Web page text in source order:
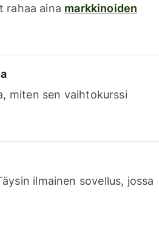
rahaa aina markkinoiden
miten sen vaihtokurssi
ilmainen sovellus, jossa